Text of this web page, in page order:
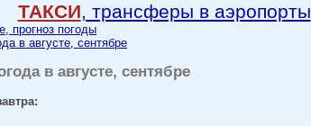
ТАКСИ, трансферы в аэропорты
прогноз погоды
в августе, сентябре
в августе, сентябре